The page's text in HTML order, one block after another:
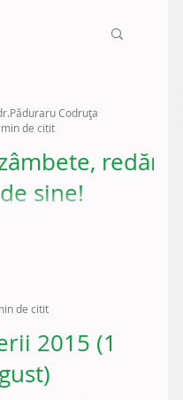
redăm
sine!
Codruța
de citit
2015 (1
de citit